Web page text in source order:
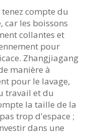
compte du
car les boissons
collantes et
pour
Zhangjiagang
manière à
pour le lavage,
travail et du
la taille de la
trop d'espace ;
dans une